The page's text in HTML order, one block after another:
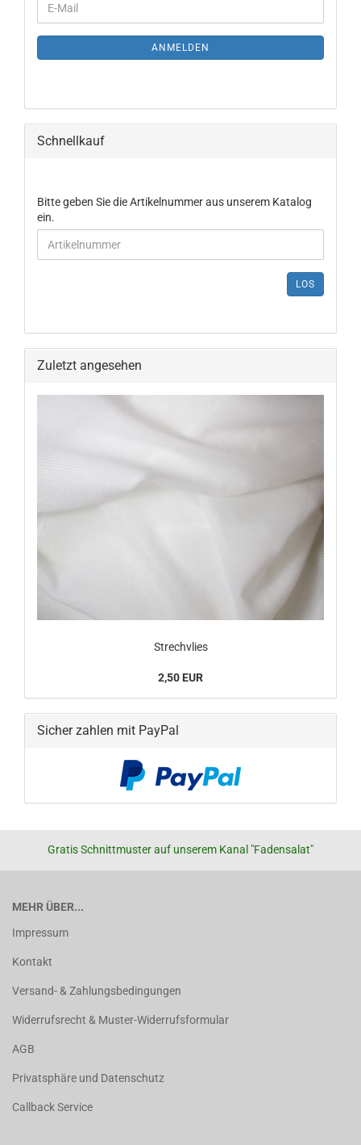
ANMELDEN
Schnellkauf
Bitte geben Sie die Artikelnummer aus unserem Katalog
ein.
LOS
Zuletzt angesehen
Strechvlies
2,50 EUR
Sicher zahlen mit PayPal
Gratis Schnittmuster auf unserem Kanal "Fadensalat"
MEHR ÜBER...
Impressum
Kontakt
Versand- & Zahlungsbedingungen
Widerrufsrecht & Muster-Widerrufsformular
AGB
Privatsphäre und Datenschutz
Callback Service